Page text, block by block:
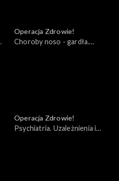
Operacja Zdrowie!
Choroby noso - gardła.
Operacja Zdrowie!
Psychiatria. Uzależnienia i